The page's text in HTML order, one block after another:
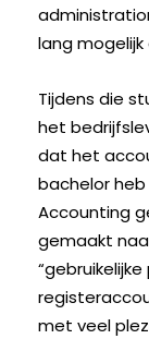
lang mogelijk
Tijdens die
het
dat het
bachelor
Accounting
gemaakt
met veel